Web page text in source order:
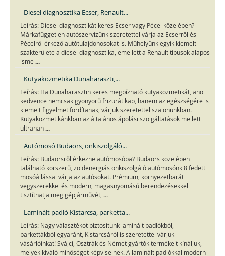
Diesel diagnosztika Ecser, Renault...
Leírás: Diesel diagnosztikát keres Ecser vagy Pécel közelében?
Márkafüggetlen autószervizünk szeretettel várja az Ecserről és
Pécelről érkező autótulajdonosokat is. Műhelyünk egyik kiemelt
szakterülete a diesel diagnosztika, emellett a Renault típusok alapos
isme ...
Kutyakozmetika Dunaharaszti,...
Leírás: Ha Dunaharasztin keres megbízható kutyakozmetikát, ahol
kedvence nemcsak gyönyörű frizurát kap, hanem az egészségére is
kiemelt figyelmet fordítanak, várjuk szeretettel szalonunkban.
Kutyakozmetikánkban az általános ápolási szolgáltatások mellett
ultrahan ...
Autómosó Budaörs, önkiszolgáló...
Leírás: Budaörsről érkezne autómosóba? Budaörs közelében
található korszerű, zöldenergiás önkiszolgáló autómosónk 8 fedett
mosóállással várja az autósokat. Prémium, környezetbarát
vegyszerekkel és modern, magasnyomású berendezésekkel
tisztíthatja meg gépjárművét, ...
Laminált padló Kistarcsa, parketta...
Leírás: Nagy választékot biztosítunk laminált padlókból,
parkettákból egyaránt, Kistarcsáról is szeretettel várjuk
vásárlóinkat! Svájci, Osztrák és Német gyártók termékeit kínáljuk,
melyek kiváló minőséget képviselnek. A laminált padlókkal modern